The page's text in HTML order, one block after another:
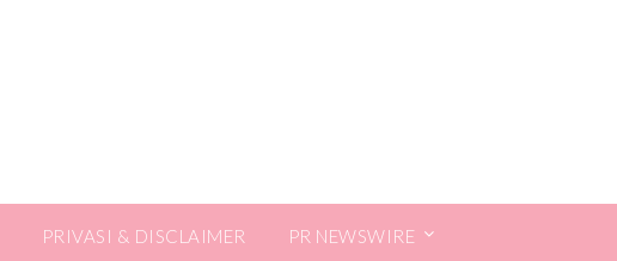
PRIVASI & DISCLAIMER PR NEWSWIRE